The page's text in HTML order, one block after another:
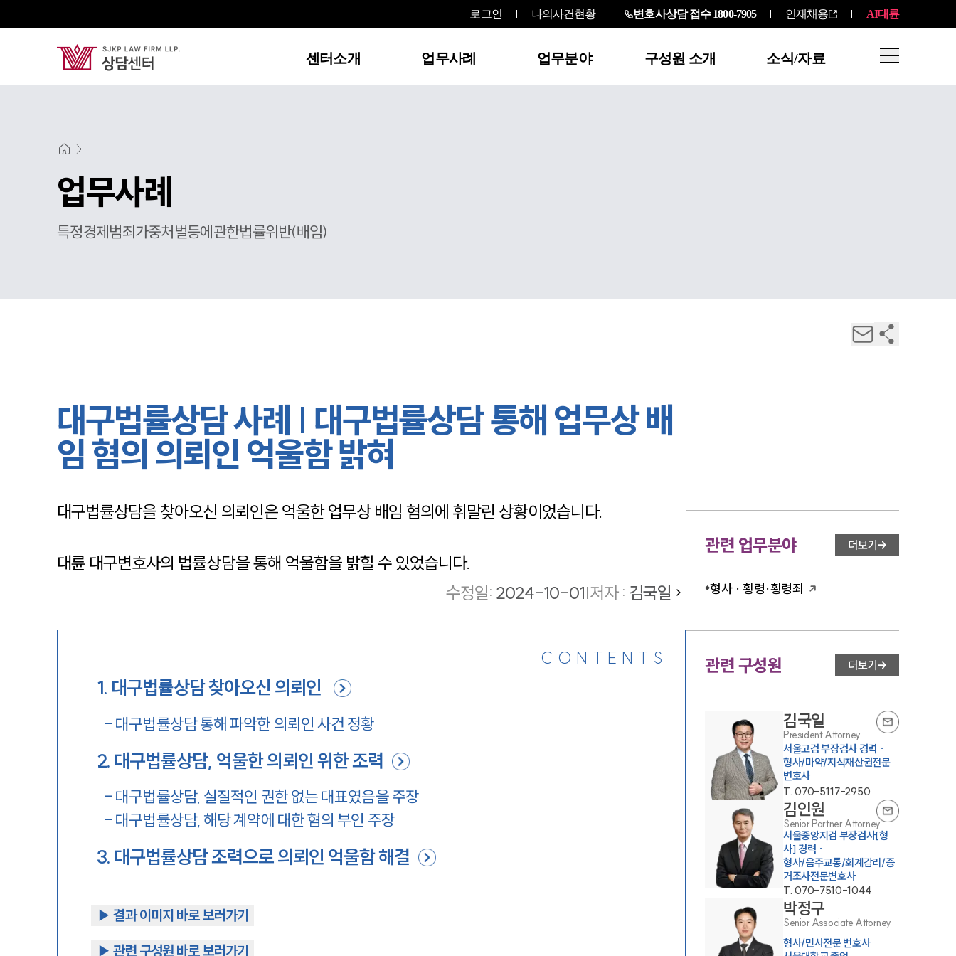
로그인 나의사건현황 변호사상담 접수 1800-7905 인재채용 AI대륜
센터소개 업무사례 업무분야 구성원 소개 소식/자료
업무사례
특정경제범죄가중처벌등에관한법률위반(배임)
대구법률상담 사례 | 대구법률상담 통해 업무상 배
임 혐의 의뢰인 억울함 밝혀
대구법률상담을 찾아오신 의뢰인은 억울한 업무상 배임 혐의에 휘말린 상황이었습니다.
대륜 대구변호사의 법률상담을 통해 억울함을 밝힐 수 있었습니다.
수정일: 2024-10-01|저자 : 김국일
CONTENTS
1. 대구법률상담 찾아오신 의뢰인
- 대구법률상담 통해 파악한 의뢰인 사건 정황
2. 대구법률상담, 억울한 의뢰인 위한 조력
- 대구법률상담, 실질적인 권한 없는 대표였음을 주장
- 대구법률상담, 해당 계약에 대한 혐의 부인 주장
3. 대구법률상담 조력으로 의뢰인 억울함 해결
▶︎ 결과 이미지 바로 보러가기
▶︎ 관련 구성원 바로 보러가기
관련 업무분야 더보기
형사 · 횡령·횡령죄
관련 구성원 더보기
김국일
President Attorney
서울고검 부장검사 경력 ·
형사/마약/지식재산권전문
변호사
T.070-5117-2950
김인원
Senior Partner Attorney
서울중앙지검 부장검사[형
사] 경력 ·
형사/음주교통/회계감리/증
거조사전문변호사
T.070-7510-1044
박정구
Senior Associate Attorney
형사/민사전문 변호사